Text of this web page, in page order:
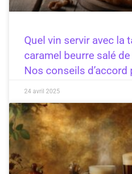
Quel vin servir avec la
caramel beurre salé
Nos conseils d’accord
24 avril 2025